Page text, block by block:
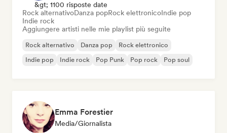
&gt; 1100 risposte date
Rock alternativoDanza popRock elettronicoIndie pop
Indie rock
Aggiungere artisti nelle mie playlist più seguite
Rock alternativo Danza pop
Rock elettronico
Indie pop
Indie rock Pop Punk Pop rock Pop soul
Emma Forestier
Media/Giornalista